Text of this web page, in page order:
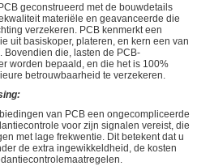
geconstrueerd met de bouwdetails
materiële en geavanceerde die
verzekeren. PCB kenmerkt een
uit basiskoper, plateren, en kern een van
Bovendien die, lasten de PCB-
worden bepaald, en die het is 100%
betrouwbaarheid te verzekeren.
van PCB een ongecompliceerde
voor zijn signalen vereist, die
met lage frekwentie. Dit betekent dat u
de extra ingewikkeldheid, de kosten